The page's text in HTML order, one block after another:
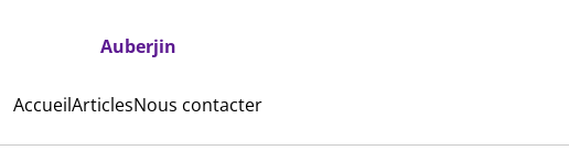
Auberjin
AccueilArticlesNous contacter